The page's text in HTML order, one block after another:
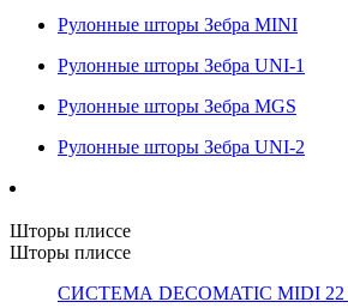
Рулонные шторы Зебра MINI
Рулонные шторы Зебра UNI-1
Рулонные шторы Зебра MGS
Рулонные шторы Зебра UNI-2
Шторы плиссе
Шторы плиссе
СИСТЕМА DECOMATIC MIDI